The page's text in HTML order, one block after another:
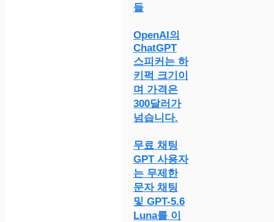
들
OpenAI의
ChatGPT
스피커는 하
키퍽 크기이
며 가격은
300달러가
넘습니다.
무료 채팅
GPT 사용자
는 무제한
문자 채팅
및 GPT-5.6
Luna를 이